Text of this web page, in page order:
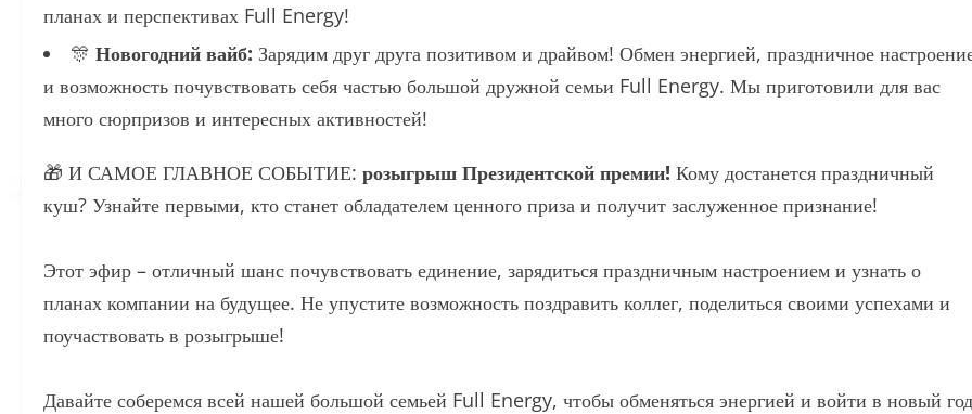
планах и перспективах Full Energy!
🎊 Новогодний вайб: Зарядим друг друга позитивом и драйвом! Обмен энергией, праздничное
и возможность почувствовать себя частью большой дружной семьи Full Energy. Мы приготовили для вас
много сюрпризов и интересных активностей!
🎁 И САМОЕ ГЛАВНОЕ СОБЫТИЕ: розыгрыш Президентской премии! Кому достанется праздничный
куш? Узнайте первыми, кто станет обладателем ценного приза и получит заслуженное признание!
Этот эфир – отличный шанс почувствовать единение, зарядиться праздничным настроением и узнать о
планах компании на будущее. Не упустите возможность поздравить коллег, поделиться своими успехами и
поучаствовать в розыгрыше!
Давайте соберемся всей нашей большой семьей Full Energy, чтобы обменяться энергией и войти в новый год